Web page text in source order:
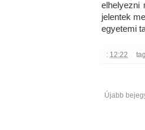
elhelyezni
jelentek
egyetemi
: 12:22
Újabb